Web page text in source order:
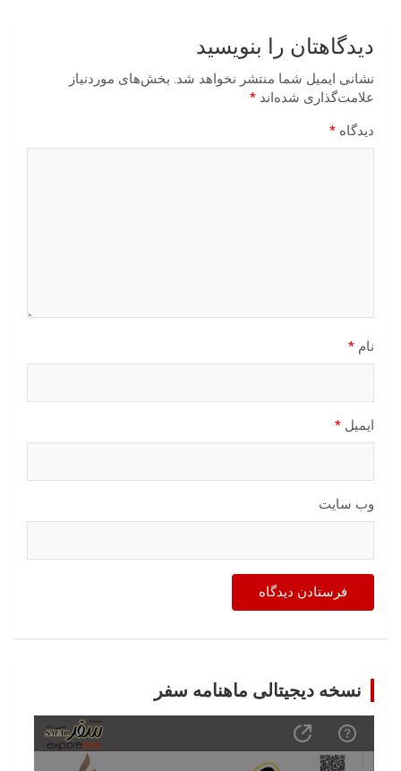
دیدگاهتان را بنویسید
نشانی ایمیل شما منتشر نخواهد شد. بخش‌های موردنیاز
علامت‌گذاری شده‌اند *
دیدگاه *
نام *
ایمیل *
وب‌ سایت
نسخه دیجیتالی ماهنامه سفر